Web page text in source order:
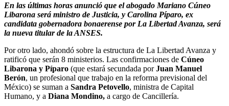
En las últimas horas anunció que el abogado Mariano Cúneo
Libarona será ministro de Justicia, y Carolina Píparo, ex
candidata gobernadora bonaerense por La Libertad Avanza, será
la nueva titular de la ANSES.
Por otro lado, ahondó sobre la estructura de La Libertad Avanza y
ratificó que serán 8 ministerios. Las confirmaciones de Cúneo
Libarona y Píparo (que estará secundada porJuan Manuel
Berón, un profesional que trabajo en la reforma previsional del
México) se suman a Sandra Petovello, ministra de Capital
Humano, y a Diana Mondino, a cargo de Cancillería.